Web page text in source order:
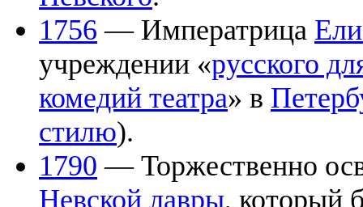
1756 — Императрица
учреждении «русского
комедий театра» в
стилю).
1790 — Торжественно
Невской лавры, который